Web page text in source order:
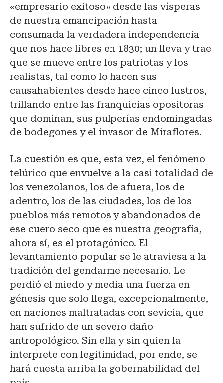
«empresario exitoso» desde las vísperas
de nuestra emancipación hasta
consumada la verdadera independencia
que nos hace libres en 1830; un lleva y trae
que se mueve entre los patriotas y los
realistas, tal como lo hacen sus
causahabientes desde hace cinco lustros,
trillando entre las franquicias opositoras
que dominan, sus pulperías endomingadas
de bodegones y el invasor de Miraflores.
La cuestión es que, esta vez, el fenómeno
telúrico que envuelve a la casi totalidad de
los venezolanos, los de afuera, los de
adentro, los de las ciudades, los de los
pueblos más remotos y abandonados de
ese cuero seco que es nuestra geografía,
ahora sí, es el protagónico. El
levantamiento popular se le atraviesa a la
tradición del gendarme necesario. Le
perdió el miedo y media una fuerza en
génesis que solo llega, excepcionalmente,
en naciones maltratadas con sevicia, que
han sufrido de un severo daño
antropológico. Sin ella y sin quien la
interprete con legitimidad, por ende, se
hará cuesta arriba la gobernabilidad del